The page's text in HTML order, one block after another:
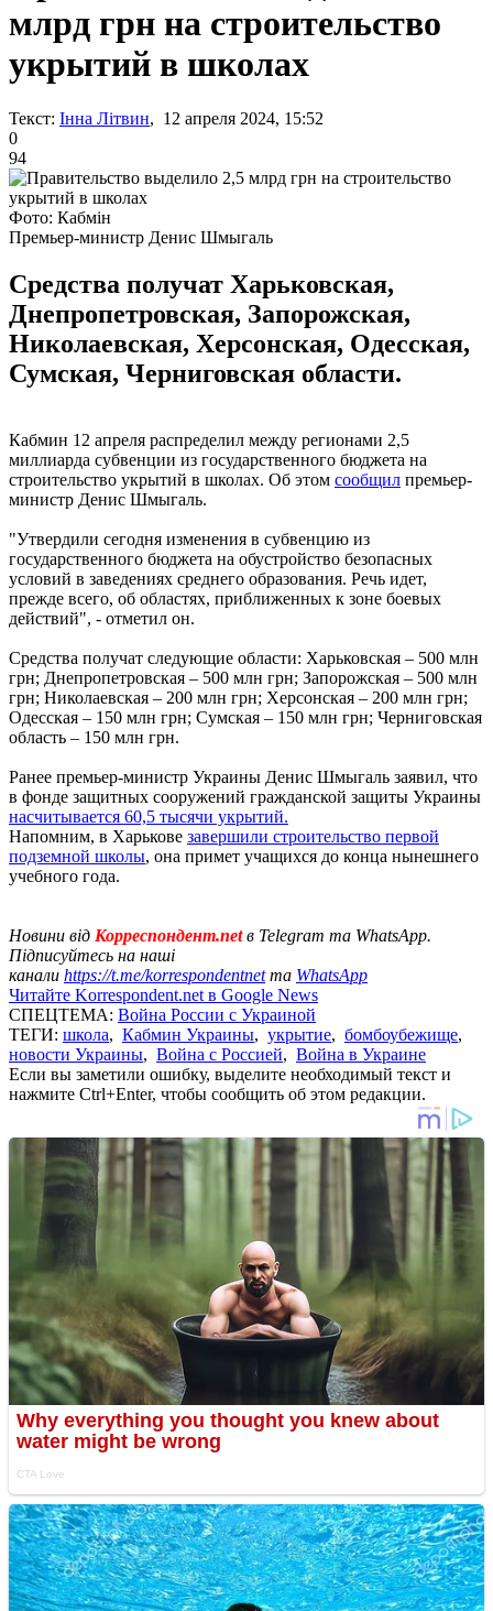
млрд грн на строительство
укрытий в школах
Текст: Інна Літвин, 12 апреля 2024, 15:52
0
94
Фото: Кабмін
Премьер-министр Денис Шмыгаль
Средства получат Харьковская,
Днепропетровская, Запорожская,
Николаевская, Херсонская, Одесская,
Сумская, Черниговская области.
Кабмин 12 апреля распределил между регионами 2,5
миллиарда субвенции из государственного бюджета на
строительство укрытий в школах. Об этом сообщил премьер-
министр Денис Шмыгаль.
"Утвердили сегодня изменения в субвенцию из
государственного бюджета на обустройство безопасных
условий в заведениях среднего образования. Речь идет,
прежде всего, об областях, приближенных к зоне боевых
действий", - отметил он.
Средства получат следующие области: Харьковская – 500 млн
грн; Днепропетровская – 500 млн грн; Запорожская – 500 млн
грн; Николаевская – 200 млн грн; Херсонская – 200 млн грн;
Одесская – 150 млн грн; Сумская – 150 млн грн; Черниговская
область – 150 млн грн.
Ранее премьер-министр Украины Денис Шмыгаль заявил, что
в фонде защитных сооружений гражданской защиты Украины
насчитывается 60,5 тысячи укрытий.
Напомним, в Харькове завершили строительство первой
подземной школы, она примет учащихся до конца нынешнего
учебного года.
Новини від Корреспондент.netв Telegram та WhatsApp.
Підписуйтесь на наші
канали https://t.me/korrespondentnetта WhatsApp
Читайте Korrespondent.net в Google News
СПЕЦТЕМА: Война России с Украиной
ТЕГИ: школа, Кабмин Украины, укрытие, бомбоубежище,
новости Украины, Война с Россией, Война в Украине
Если вы заметили ошибку, выделите необходимый текст и
нажмите Ctrl+Enter, чтобы сообщить об этом редакции.